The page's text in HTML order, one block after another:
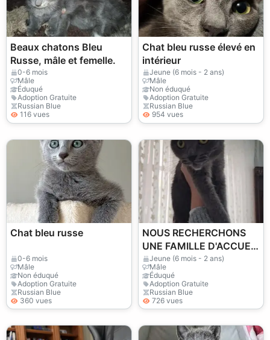
Beaux chatons Bleu
Russe, mâle et femelle.
0-6 mois
Mâle
Éduqué
Adoption Gratuite
Russian Blue
116 vues
Chat bleu russe élevé en
intérieur
Jeune (6 mois - 2 ans)
Mâle
Non éduqué
Adoption Gratuite
Russian Blue
954 vues
Chat bleu russe
0-6 mois
Mâle
Non éduqué
Adoption Gratuite
Russian Blue
360 vues
NOUS RECHERCHONS
UNE FAMILLE D'ACCUEIL
GRATUITE POUR NOTRE
CHIOT EXTRÊMEMENT
AMICAL ET JOUEUR.
Jeune (6 mois - 2 ans)
Mâle
Éduqué
Adoption Gratuite
Russian Blue
726 vues